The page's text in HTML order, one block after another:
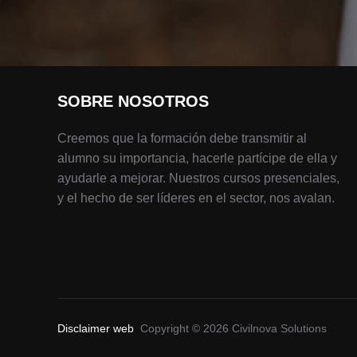
SOBRE NOSOTROS
Creemos que la formación debe transmitir al
alumno su importancia, hacerle partícipe de ella y
ayudarle a mejorar. Nuestros cursos presenciales,
y el hecho de ser líderes en el sector, nos avalan.
Disclaimer web Copyright © 2026 Civilnova Solutions